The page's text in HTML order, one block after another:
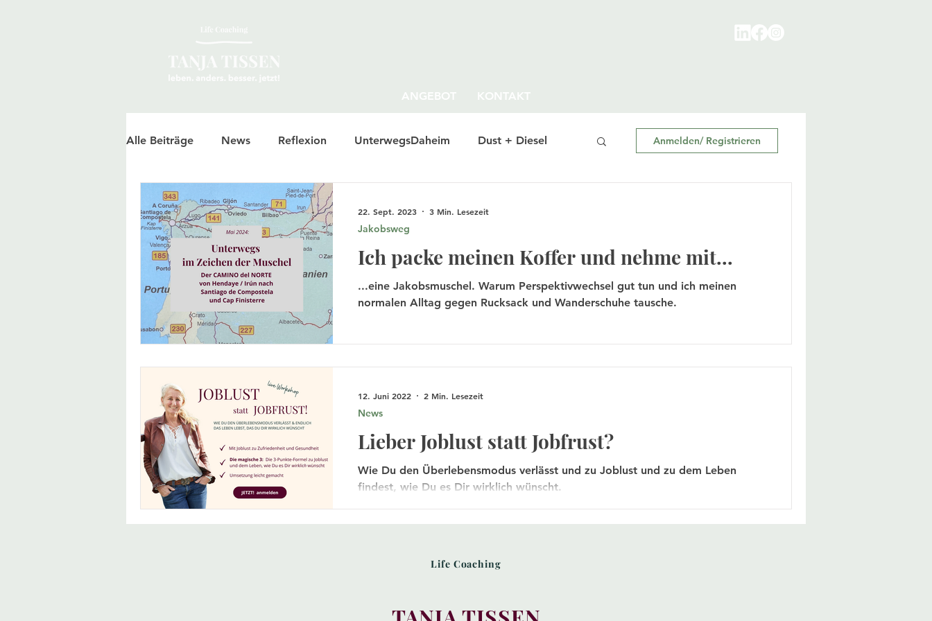
Alle Beiträge News Reflexion UnterwegsDaheim Dust + Diesel
Jakobsweg Erfahrungen
Anmelden/ Registrieren
Ich packe meinen Koffer und nehme mit...
...eine Jakobsmuschel. Warum Perspektivwechsel gut tun und ich meinen
normalen Alltag gegen Rucksack und Wanderschuhe tausche.
Jakobsweg
22. Sept. 2023 3 Min. Lesezeit
Lieber Joblust statt Jobfrust?
Wie Du den Überlebensmodus verlässt und zu Joblust und zu dem Leben
findest, wie Du es Dir wirklich wünscht.
News
12. Juni 2022 2 Min. Lesezeit
Life Coaching